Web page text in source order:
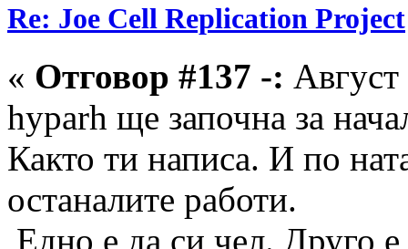
Re: Joe Cell Replication Project
« Отговор #137 -:
hyparh ще започна за
Както ти написа. И по
останалите работи.
Едно е да си чел. Друго е